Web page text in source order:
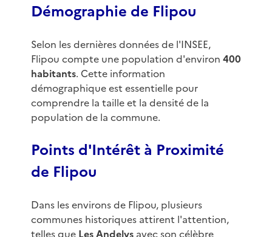
Démographie de Flipou
Selon les dernières données de l'INSEE,
Flipou compte une population d'environ 400
habitants. Cette information
démographique est essentielle pour
comprendre la taille et la densité de la
population de la commune.
Points d'Intérêt à Proximité
de Flipou
Dans les environs de Flipou, plusieurs
communes historiques attirent l'attention,